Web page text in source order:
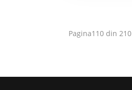
Pagina110 din 210